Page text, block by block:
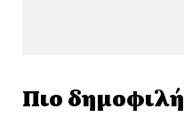
Πιο δημοφιλή